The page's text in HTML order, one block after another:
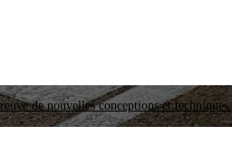
de nouvelles conceptions et techniques.